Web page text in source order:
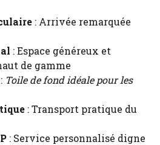
: Arrivée remarquée
: Espace généreux et
de gamme
: Toile de fond idéale pour les
: Transport pratique du
: Service personnalisé digne